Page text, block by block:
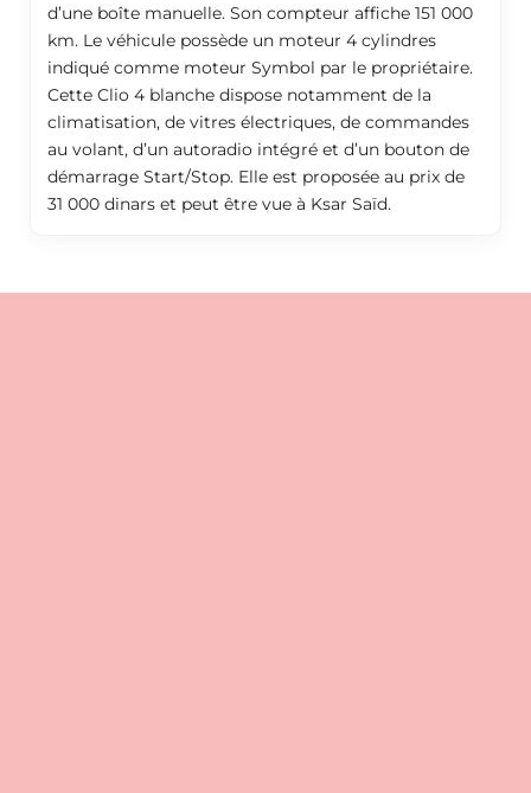
d’une boîte manuelle. Son compteur affiche 151 000
km. Le véhicule possède un moteur 4 cylindres
indiqué comme moteur Symbol par le propriétaire.
Cette Clio 4 blanche dispose notamment de la
climatisation, de vitres électriques, de commandes
au volant, d’un autoradio intégré et d’un bouton de
démarrage Start/Stop. Elle est proposée au prix de
31 000 dinars et peut être vue à Ksar Saïd.